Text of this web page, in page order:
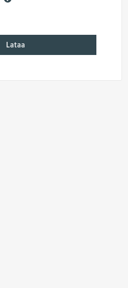
Lataa